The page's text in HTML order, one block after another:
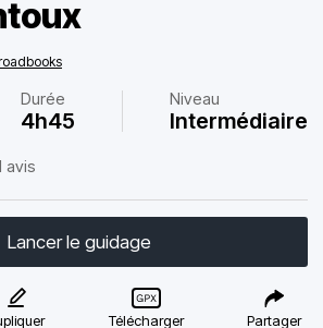
Durée
4h45
Niveau
Intermédiaire
avis
Lancer le guidage
Télécharger Partager